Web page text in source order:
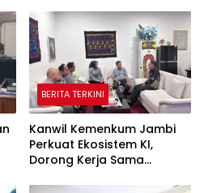
BERITA TERKINI
Kanwil Kemenkum Jambi
Perkuat Ekosistem KI,
Dorong Kerja Sama